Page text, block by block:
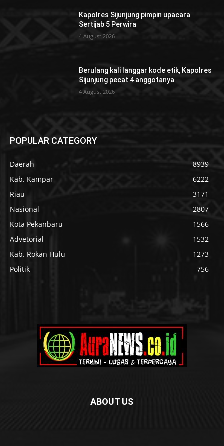
Kapolres Sijunjung pimpin upacara
Sertijab 5 Perwira
4 August 2026
Berulang kali langgar kode etik, Kapolres
Sijunjung pecat 4 anggotanya
4 August 2026
POPULAR CATEGORY
Daerah
8939
Kab. Kampar
6222
Riau
3171
Nasional
2807
Kota Pekanbaru
1566
Advetorial
1532
Kab. Rokan Hulu
1273
Politik
756
ABOUT US